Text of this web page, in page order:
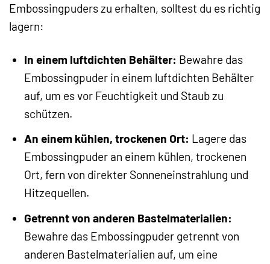
Embossingpuders zu erhalten, solltest du es richtig
lagern:
In einem luftdichten Behälter: Bewahre das
Embossingpuder in einem luftdichten Behälter
auf, um es vor Feuchtigkeit und Staub zu
schützen.
An einem kühlen, trockenen Ort: Lagere das
Embossingpuder an einem kühlen, trockenen
Ort, fern von direkter Sonneneinstrahlung und
Hitzequellen.
Getrennt von anderen Bastelmaterialien:
Bewahre das Embossingpuder getrennt von
anderen Bastelmaterialien auf, um eine